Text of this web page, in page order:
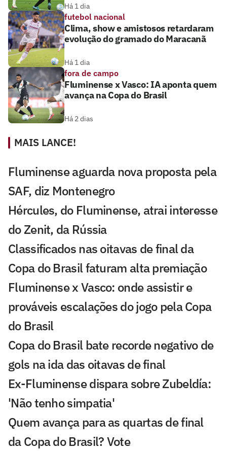
Há 1 dia
futebol nacional
Clima, show e amistosos retardaram
evolução do gramado do Maracanã
Há 1 dia
fora de campo
Fluminense x Vasco: IA aponta quem
avança na Copa do Brasil
Há 2 dias
MAIS LANCE!
Fluminense aguarda nova proposta pela
SAF, diz Montenegro
Hércules, do Fluminense, atrai interesse
do Zenit, da Rússia
Classificados nas oitavas de final da
Copa do Brasil faturam alta premiação
Fluminense x Vasco: onde assistir e
prováveis escalações do jogo pela Copa
do Brasil
Copa do Brasil bate recorde negativo de
gols na ida das oitavas de final
Ex-Fluminense dispara sobre Zubeldía:
'Não tenho simpatia'
Quem avança para as quartas de final
da Copa do Brasil? Vote